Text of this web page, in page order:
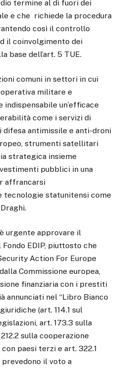
termine al di fuori dei
e che richiede la procedura
così il controllo
il coinvolgimento dei
base dell’art. 5 TUE.
comuni in settori in cui
militare e
indispensabile un’efficace
come i servizi di
antimissile e anti-droni
strumenti satellitari
strategica insieme
pubblici in una
affrancarsi
tecnologie statunitensi come
urgente approvare il
EDIP, piuttosto che
Action For Europe
Commissione europea,
finanziaria con i prestiti
annunciati nel “Libro Bianco
(art. 114.1 sul
art. 173.3 sulla
sulla cooperazione
paesi terzi e art. 322.1
il voto a